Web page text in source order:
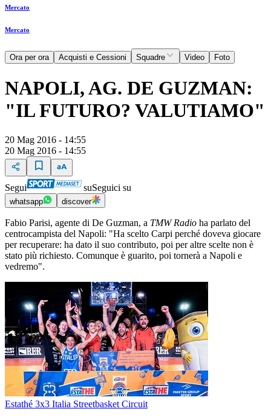
Mercato
Mercato
Ora per ora Acquisti e Cessioni Squadre Video Foto
NAPOLI, AG. DE GUZMAN:
"IL FUTURO? VALUTIAMO"
20 Mag 2016 - 14:55
20 Mag 2016 - 14:55
Segui suSeguici su
whatsapp discover
Fabio Parisi, agente di De Guzman, a TMW Radio ha parlato del
centrocampista del Napoli: "Ha scelto Carpi perché doveva giocare
per recuperare: ha dato il suo contributo, poi per altre scelte non è
stato più richiesto. Comunque è guarito, poi tornerà a Napoli e
vedremo".
Estathé 3x3 Italia Streetbasket Circuit